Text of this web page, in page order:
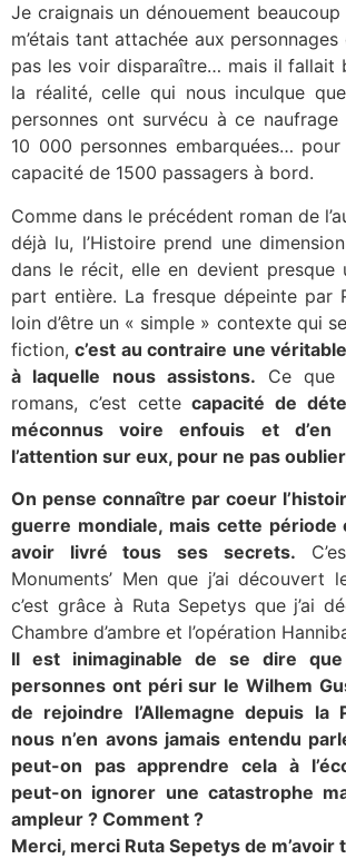
Je craignais un dénouement
m’étais tant attachée aux
pas les voir disparaître… mais il fallait
la réalité, celle qui nous inculque
personnes ont survécu à ce naufrage
10 000 personnes embarquées… pour
capacité de 1500 passagers à bord.
Comme dans le précédent roman de
déjà lu, l’Histoire prend une
dans le récit, elle en devient presque
part entière. La fresque dépeinte par
loin d’être un « simple » contexte qui
fiction,c’est au contraire une
à laquelle nous assistons. Ce que
romans, c’est cette capacité de
méconnus voire enfouis et d’en
l’attention sur eux, pour ne pas
On pense connaître par coeur
guerre mondiale, mais cette période
avoir livré tous ses secrets.
Monuments’ Men que j’ai découvert
c’est grâce à Ruta Sepetys que j’ai
Chambre d’ambre et l’opération
Il est inimaginable de se dire
personnes ont péri sur le Wilhem
de rejoindre l’Allemagne depuis la
nous n’en avons jamais entendu
peut-on pas apprendre cela à
peut-on ignorer une catastrophe
ampleur ? Comment ?
Merci, merci Ruta Sepetys de m’avoir